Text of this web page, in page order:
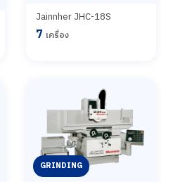
Jainnher JHC-18S
7 เครื่อง
GRINDING